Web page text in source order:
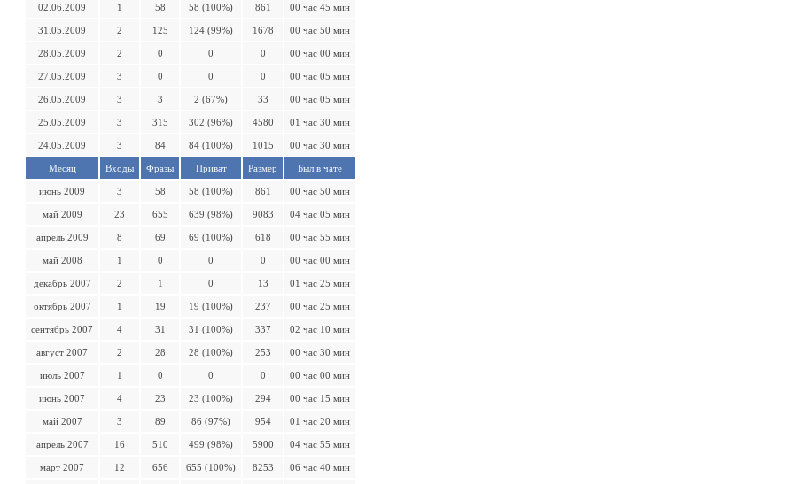
02.06.2009 1 58 58 (100%) 861 00 час 45 мин
31.05.2009 2 125 124 (99%) 1678 00 час 50 мин
28.05.2009 2 0 0 0 00 час 00 мин
27.05.2009 3 0 0 0 00 час 05 мин
26.05.2009 3 3 2 (67%) 33 00 час 05 мин
25.05.2009 3 315 302 (96%) 4580 01 час 30 мин
24.05.2009 3 84 84 (100%) 1015 00 час 30 мин
Месяц Входы Фразы Приват Размер Был в чате
июнь 2009 3 58 58 (100%) 861 00 час 50 мин
май 2009 23 655 639 (98%) 9083 04 час 05 мин
апрель 2009 8 69 69 (100%) 618 00 час 55 мин
май 2008 1 0 0 0 00 час 00 мин
декабрь 2007 2 1 0 13 01 час 25 мин
октябрь 2007 1 19 19 (100%) 237 00 час 25 мин
сентябрь 2007 4 31 31 (100%) 337 02 час 10 мин
август 2007 2 28 28 (100%) 253 00 час 30 мин
июль 2007 1 0 0 0 00 час 00 мин
июнь 2007 4 23 23 (100%) 294 00 час 15 мин
май 2007 3 89 86 (97%) 954 01 час 20 мин
апрель 2007 16 510 499 (98%) 5900 04 час 55 мин
март 2007 12 656 655 (100%) 8253 06 час 40 мин